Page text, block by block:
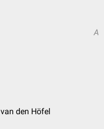
A
den Höfel